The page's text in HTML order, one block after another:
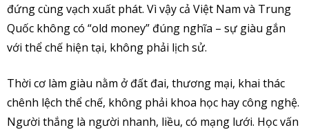
đứng cùng vạch xuất phát. Vì vậy cả Việt Nam và Trung
Quốc không có “old money” đúng nghĩa – sự giàu gắn
với thể chế hiện tại, không phải lịch sử.
Thời cơ làm giàu nằm ở đất đai, thương mại, khai thác
chênh lệch thể chế, không phải khoa học hay công nghệ.
Người thắng là người nhanh, liều, có mạng lưới. Học vấn